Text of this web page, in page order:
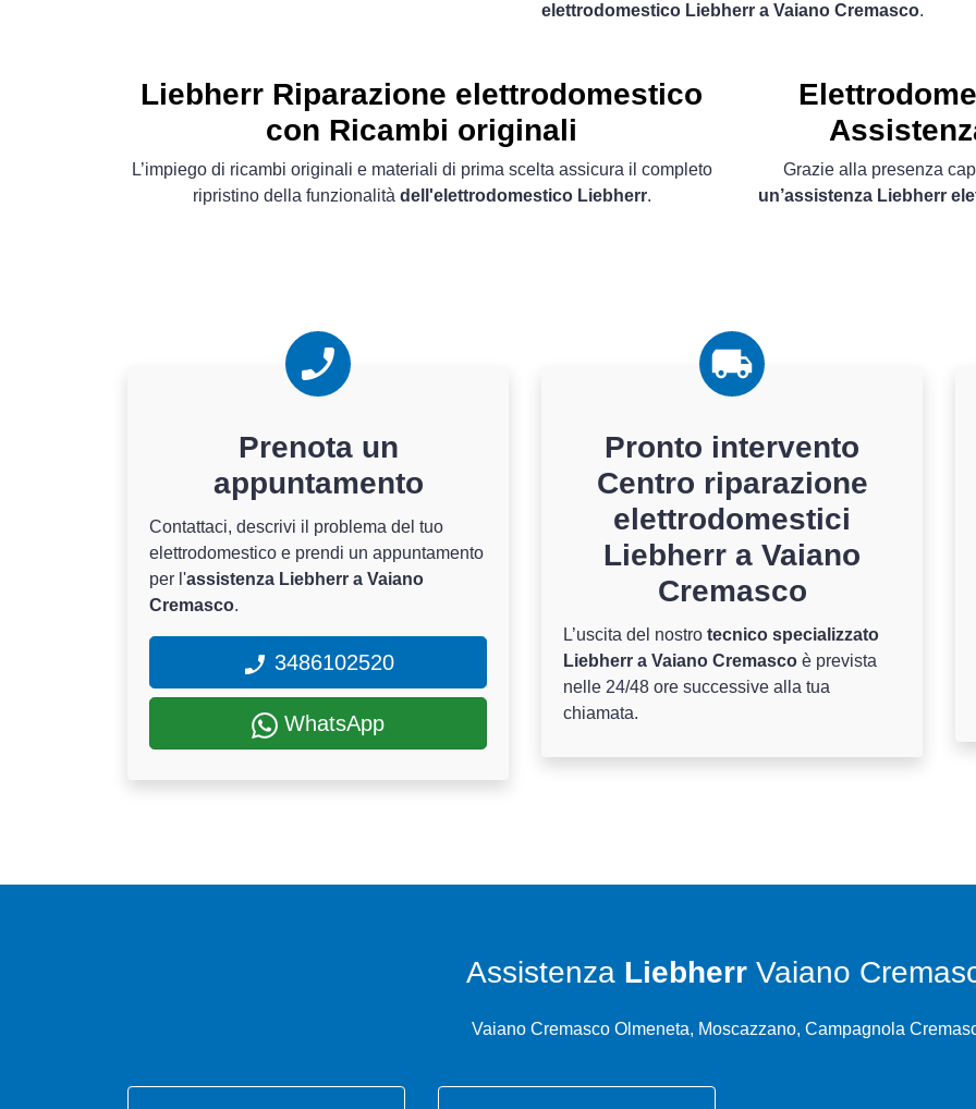
elettrodomestico Liebherr a Vaiano Cremasco.
Liebherr Riparazione elettrodomestico
con Ricambi originali
L’impiego di ricambi originali e materiali di prima scelta assicura il completo
ripristino della funzionalità dell'elettrodomestico Liebherr.
Grazie alla presenza
un’assistenza Liebherr
Prenota un
appuntamento
Contattaci, descrivi il problema del tuo
elettrodomestico e prendi un appuntamento
per l'assistenza Liebherr a Vaiano
Cremasco.
3486102520
WhatsApp
Pronto intervento
Centro riparazione
elettrodomestici
Liebherr a Vaiano
Cremasco
L’uscita del nostro tecnico specializzato
Liebherr a Vaiano Cremasco è prevista
nelle 24/48 ore successive alla tua
chiamata.
Assistenza LiebherrVaiano
Vaiano Cremasco Olmeneta, Moscazzano, Campagnola